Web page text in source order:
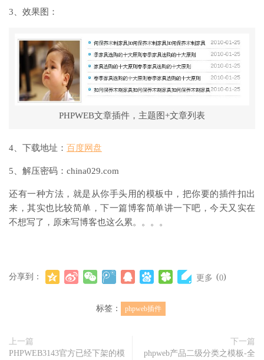
3、效果图：
PHPWEB文章插件，主题图+文章列表
4、下载地址： 百度网盘
5、解压密码：china029.com
还有一种方法，就是从你手头用的模板中，把你要的插件扣出
来，其实也比较简单，下一篇博客简单讲一下吧，今天又实在
不想写了，原来写博客也这么累。。。。
分享到： 更多 (0)
标签： phpweb插件
上一篇
PHPWEB3143官方已经下架的模
下一篇
phpweb产品二级分类之模板-全